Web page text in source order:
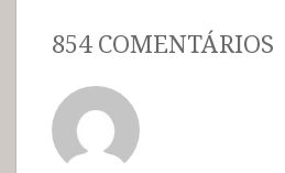
854 COMENTÁRIOS